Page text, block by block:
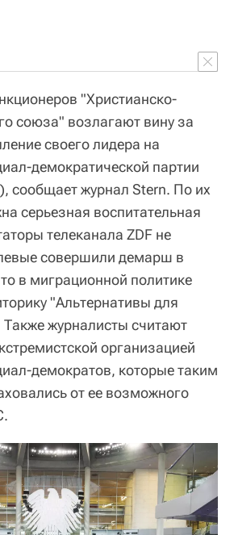
"Христианско-
союза" возлагают вину за
своего лидера на
демократической партии
сообщает журнал Stern. По их
серьезная воспитательная
телеканала ZDF не
совершили демарш в
в миграционной политике
"Альтернативы для
журналисты считают
организацией
демократов, которые таким
от ее возможного